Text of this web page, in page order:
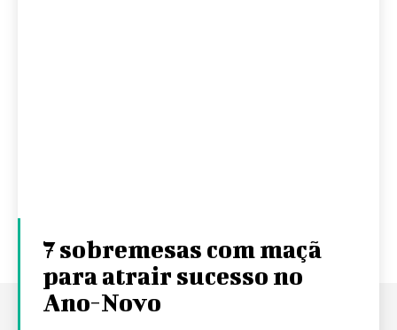
7 sobremesas com maçã
para atrair sucesso no
Ano-Novo